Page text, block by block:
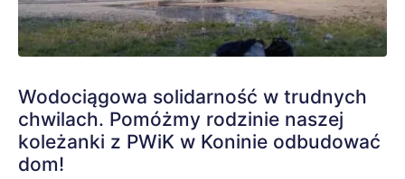
Wodociągowa solidarność w trudnych
chwilach. Pomóżmy rodzinie naszej
koleżanki z PWiK w Koninie odbudować
dom!